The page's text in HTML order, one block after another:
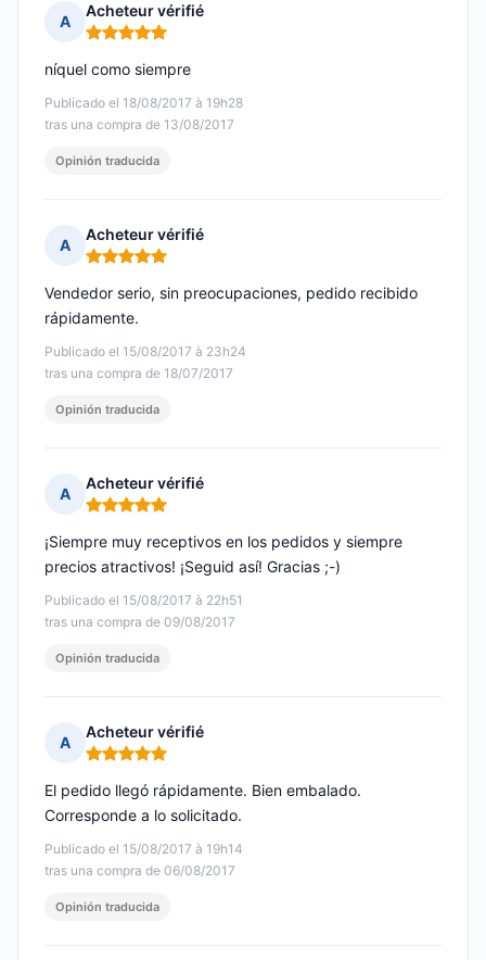
A
Acheteur vérifié
Nota: 5 de 5
Publicado el 18/08/2017 à 19h28
tras una compra de 13/08/2017
níquel como siempre
Opinión traducida
A
Acheteur vérifié
Nota: 5 de 5
Publicado el 15/08/2017 à 23h24
tras una compra de 18/07/2017
Vendedor serio, sin preocupaciones, pedido recibido
rápidamente.
Opinión traducida
A
Acheteur vérifié
Nota: 5 de 5
Publicado el 15/08/2017 à 22h51
tras una compra de 09/08/2017
¡Siempre muy receptivos en los pedidos y siempre
precios atractivos! ¡Seguid así! Gracias ;-)
Opinión traducida
A
Acheteur vérifié
Nota: 5 de 5
Publicado el 15/08/2017 à 19h14
tras una compra de 06/08/2017
El pedido llegó rápidamente. Bien embalado.
Corresponde a lo solicitado.
Opinión traducida